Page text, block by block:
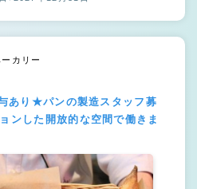
ーカリー
あり★パンの製造スタッフ募
ンした開放的な空間で働きま